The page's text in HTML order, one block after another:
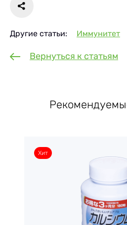
Другие статьи: Иммунитет
Вернуться к статьям
Хит